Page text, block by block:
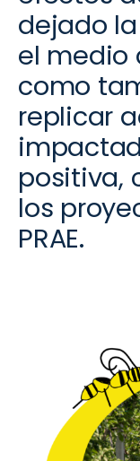
dejado
el medio
como
replicar a
positiva,
los
PRAE.